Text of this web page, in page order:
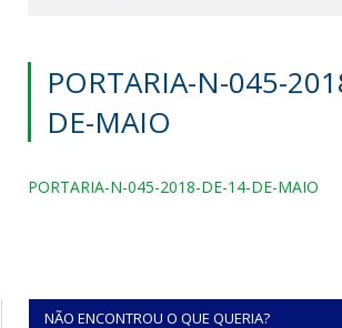
PORTARIA-N-045-
DE-MAIO
PORTARIA-N-045-2018-DE-14-DE-MAIO
NÃO ENCONTROU O QUE QUERIA?